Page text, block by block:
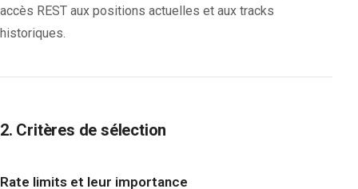
accès REST aux positions actuelles et aux tracks
historiques.
2. Critères de sélection
Rate limits et leur importance